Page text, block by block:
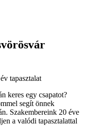
tapasztalat
keres egy csapatot?
segít önnek
Szakembereink 20 éve
a valódi tapasztalattal